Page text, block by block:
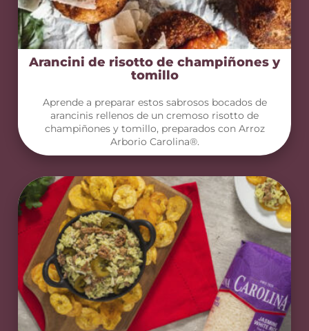
Arancini de risotto de champiñones y
tomillo
Aprende a preparar estos sabrosos bocados de
arancinis rellenos de un cremoso risotto de
champiñones y tomillo, preparados con Arroz
Arborio Carolina®.